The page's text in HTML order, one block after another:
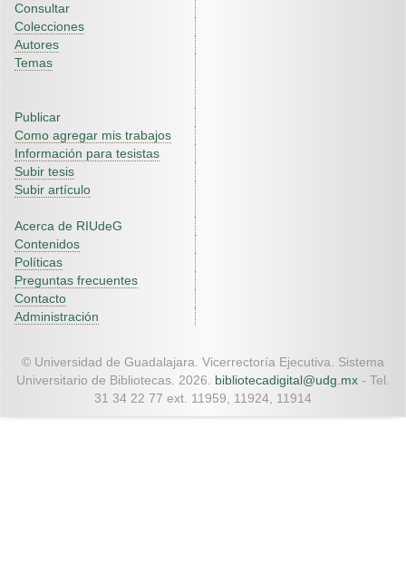
Consultar
Colecciones
Autores
Temas
Publicar
Como agregar mis trabajos
Información para tesistas
Subir tesis
Subir artículo
Acerca de RIUdeG
Contenidos
Políticas
Preguntas frecuentes
Contacto
Administración
© Universidad de Guadalajara. Vicerrectoría Ejecutiva. Sistema
Universitario de Bibliotecas. 2026. bibliotecadigital@udg.mx - Tel.
31 34 22 77 ext. 11959, 11924, 11914